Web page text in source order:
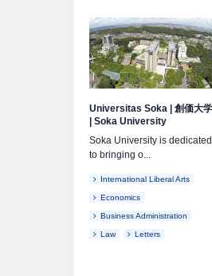
Universitas Soka | 創価大学
| Soka University
Soka University is dedicated
to bringing o...
International Liberal Arts
Economics
Business Administration
Law Letters